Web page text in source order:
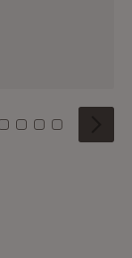
7 8 9
Kachel: 10
Zu Kachel: 11
Zu Kachel: 12
Zu Kachel:
Zu